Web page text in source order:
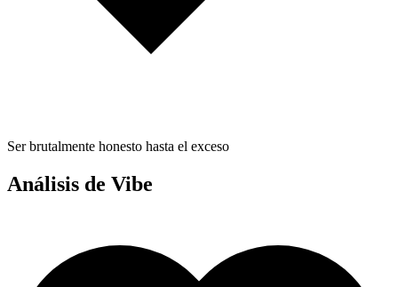
Ser brutalmente honesto hasta el exceso
Análisis de Vibe